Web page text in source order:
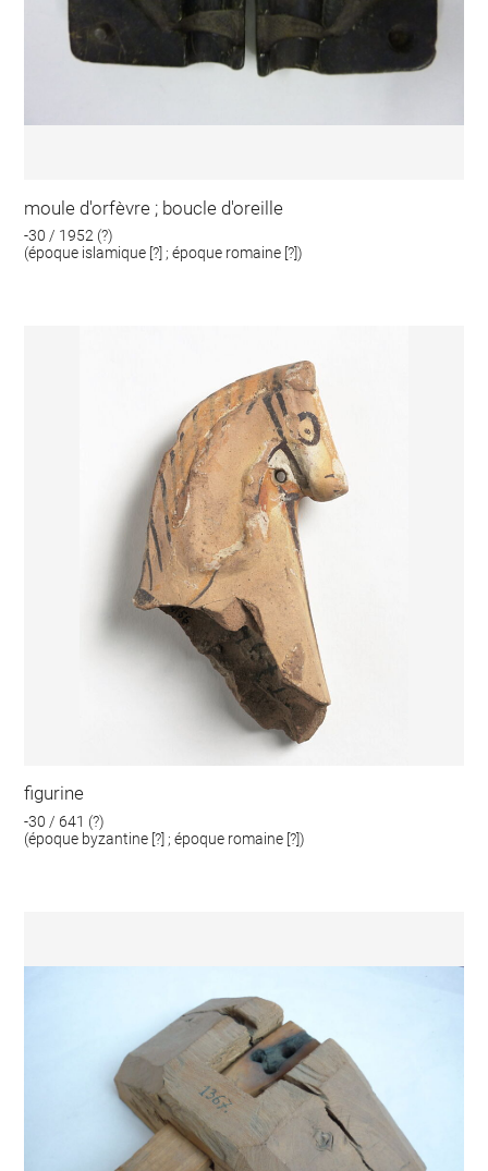
moule d'orfèvre ; boucle d'oreille
-30 / 1952 (?)
(époque islamique [?] ; époque romaine [?])
figurine
-30 / 641 (?)
(époque byzantine [?] ; époque romaine [?])